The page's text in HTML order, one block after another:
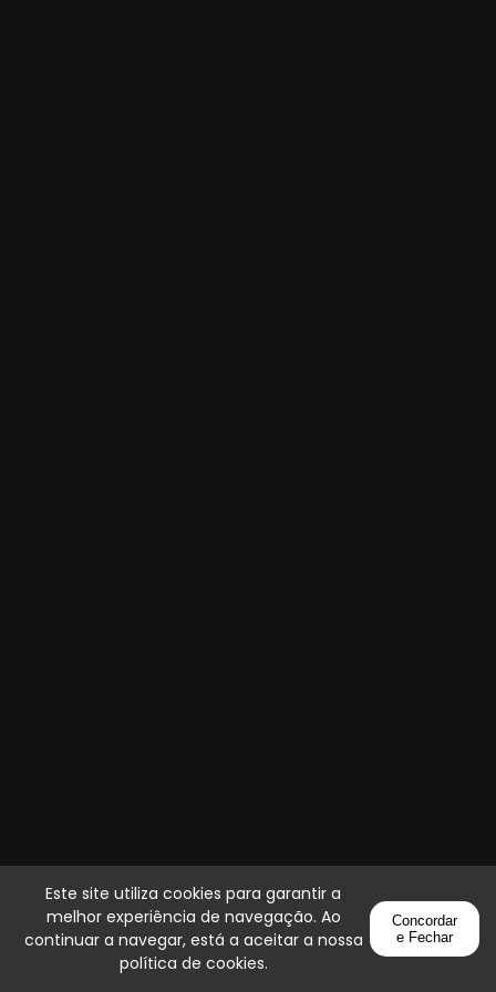
Este site utiliza cookies para garantir a
melhor experiência de navegação. Ao
continuar a navegar, está a aceitar a nossa
política de cookies.
Concordar
e Fechar